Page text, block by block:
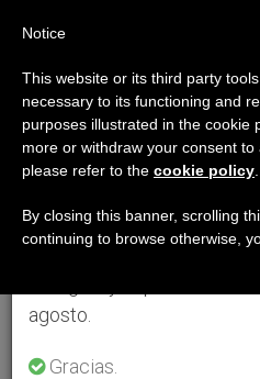
Aviso importante
Del 27 de julio al 7 de
anual, aprovechando que
se generan menos
agosto.
Gracias.
Notice
This website or its third party
necessary to its functioning and
purposes illustrated in the cookie
more or withdraw your consent to
please refer to the cookie policy
By closing this banner, scrolling
continuing to browse otherwise,